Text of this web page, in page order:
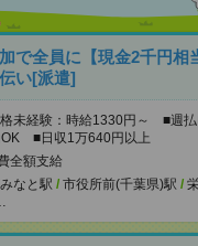
で全員に【現金2千円相
い[派遣]
未経験：時給1330円～ ■週
■日収1万640円以上
全額支給
なと駅 / 市役所前(千葉県)駅 /